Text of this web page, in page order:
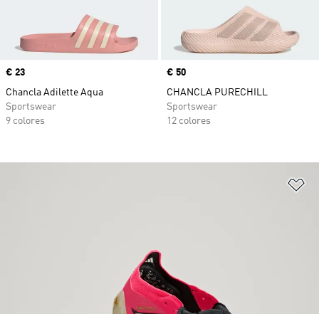
Precio
€ 23
Chancla Adilette Aqua
Sportswear
9 colores
Precio
€ 50
CHANCLA PURECHILL
Sportswear
12 colores